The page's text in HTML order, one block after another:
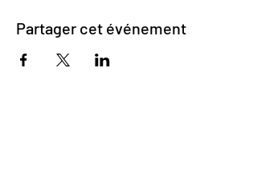
Partager cet événement